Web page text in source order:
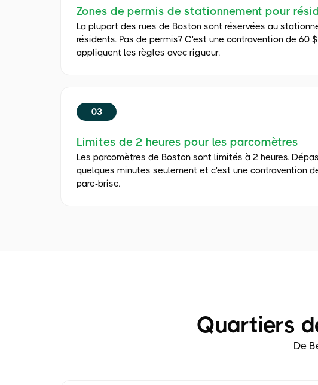
Zones de permis de stationnement pour
La plupart des rues de Boston sont réservées au
résidents. Pas de permis? C'est une contravention de 60
appliquent les règles avec rigueur.
03
Limites de 2 heures pour les parcomètres
Les parcomètres de Boston sont limités à 2 heures.
quelques minutes seulement et c'est une contravention
pare-brise.
Quartiers
De